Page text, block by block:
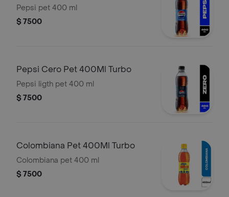
Pepsi pet 400 ml
$ 7500
Pepsi Cero Pet 400Ml Turbo
Pepsi ligth pet 400 ml
$ 7500
Colombiana Pet 400Ml Turbo
Colombiana pet 400 ml
$ 7500